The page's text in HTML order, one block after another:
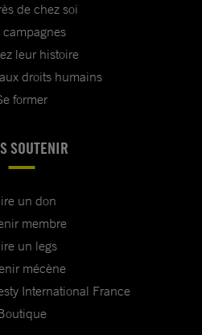
de chez soi
campagnes
leur histoire
droits humains
former
SOUTENIR
un don
membre
un legs
mécène
International France